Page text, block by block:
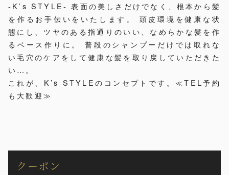
-K’s STYLE- 表面の美しさだけでなく、根本から髪
を作るお手伝いをいたします。 頭皮環境を健康な状
態にし、ツヤのある指通りのいい、なめらかな髪を作
るベース作りに。 普段のシャンプーだけでは取れな
い毛穴のケアをして健康な髪を取り戻していただきた
い…。
これが、K’s STYLEのコンセプトです。≪TEL予約
も大歓迎≫
クーポン